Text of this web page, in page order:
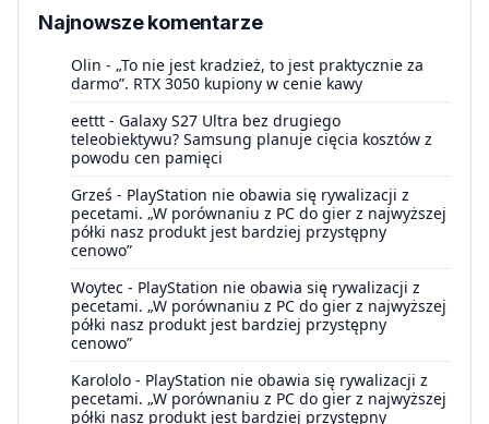
Najnowsze komentarze
Olin - „To nie jest kradzież, to jest praktycznie za
darmo”. RTX 3050 kupiony w cenie kawy
eettt - Galaxy S27 Ultra bez drugiego
teleobiektywu? Samsung planuje cięcia kosztów z
powodu cen pamięci
Grześ - PlayStation nie obawia się rywalizacji z
pecetami. „W porównaniu z PC do gier z najwyższej
półki nasz produkt jest bardziej przystępny
cenowo”
Woytec - PlayStation nie obawia się rywalizacji z
pecetami. „W porównaniu z PC do gier z najwyższej
półki nasz produkt jest bardziej przystępny
cenowo”
Karololo - PlayStation nie obawia się rywalizacji z
pecetami. „W porównaniu z PC do gier z najwyższej
półki nasz produkt jest bardziej przystępny